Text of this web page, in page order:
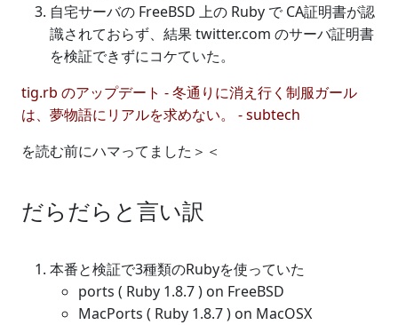
自宅サーバの FreeBSD 上の Ruby で CA証明書が認
識されておらず、結果 twitter.com のサーバ証明書
を検証できずにコケていた。
tig.rb のアップデート - 冬通りに消え行く制服ガール
は、夢物語にリアルを求めない。 - subtech
を読む前にハマってました＞＜
だらだらと言い訳
本番と検証で3種類のRubyを使っていた
ports ( Ruby 1.8.7 ) on FreeBSD
MacPorts ( Ruby 1.8.7 ) on MacOSX